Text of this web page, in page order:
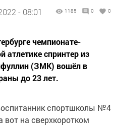
- 08:01 1185 0 0
чемпионате-
атлетике спринтер из
(ЗМК) вошёл в
до 23 лет.
спортшколы №4
на сверхкоротком